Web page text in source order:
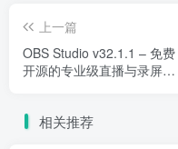
上一篇
OBS Studio v32.1.1 – 免费
开源的专业级直播与录屏软
相关推荐